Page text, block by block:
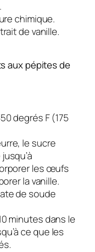
chimique.
de vanille.
aux pépites de
degrés F (175
le sucre
les œufs
la vanille.
de soude
minutes dans le
ce que les